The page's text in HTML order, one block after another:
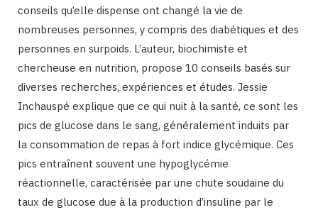
conseils qu’elle dispense ont changé la vie de
nombreuses personnes, y compris des diabétiques et des
personnes en surpoids. L’auteur, biochimiste et
chercheuse en nutrition, propose 10 conseils basés sur
diverses recherches, expériences et études. Jessie
Inchauspé explique que ce qui nuit à la santé, ce sont les
pics de glucose dans le sang, généralement induits par
la consommation de repas à fort indice glycémique. Ces
pics entraînent souvent une hypoglycémie
réactionnelle, caractérisée par une chute soudaine du
taux de glucose due à la production d’insuline par le